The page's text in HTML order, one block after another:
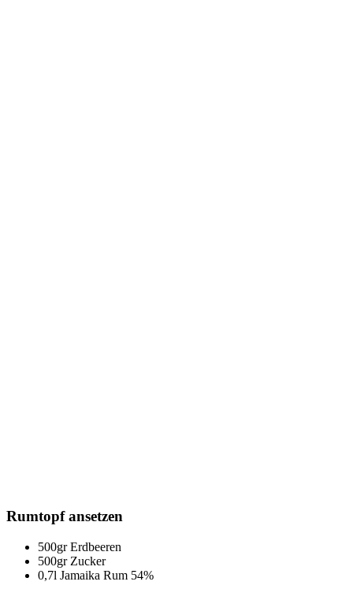
Rumtopf ansetzen
500gr Erdbeeren
500gr Zucker
0,7l Jamaika Rum 54%